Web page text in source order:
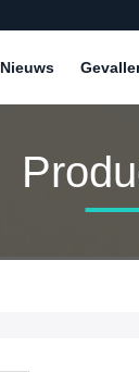
Nieuws